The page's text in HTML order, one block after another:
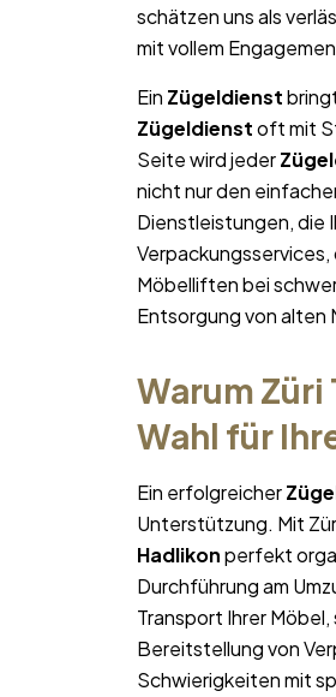
schätzen uns als
mit vollem
Ein Zügeldienst
Zügeldienstoft mit
Seite wird jeder
nicht nur den
Dienstleistungen, die
Möbelliften bei
Entsorgung von
Warum
Wahl für
Ein erfolgreicher
Unterstützung. Mit
Hadlikonperfekt
Durchführung am
Transport Ihrer
Bereitstellung von
Schwierigkeiten mit